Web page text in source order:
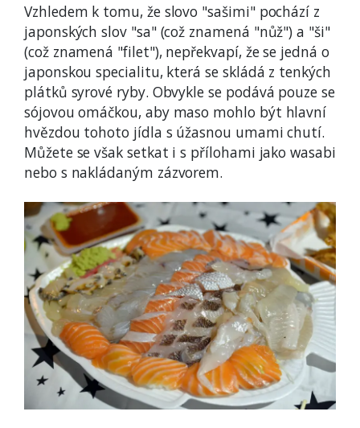
Vzhledem k tomu, že slovo "sašimi" pochází z
japonských slov "sa" (což znamená "nůž") a "ši"
(což znamená "filet"), nepřekvapí, že se jedná o
japonskou specialitu, která se skládá z tenkých
plátků syrové ryby. Obvykle se podává pouze se
sójovou omáčkou, aby maso mohlo být hlavní
hvězdou tohoto jídla s úžasnou umami chutí.
Můžete se však setkat i s přílohami jako wasabi
nebo s nakládaným zázvorem.